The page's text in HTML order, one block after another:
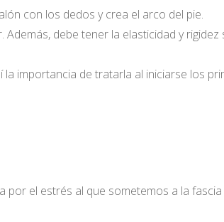
con los dedos y crea el arco del pie.
debe tener la elasticidad y rigidez
importancia de tratarla al iniciarse los
por el estrés al que sometemos a la